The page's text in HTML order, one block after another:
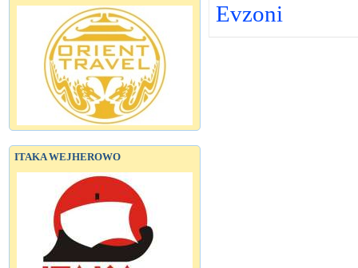
ITAKA WEJHEROWO
Evzoni